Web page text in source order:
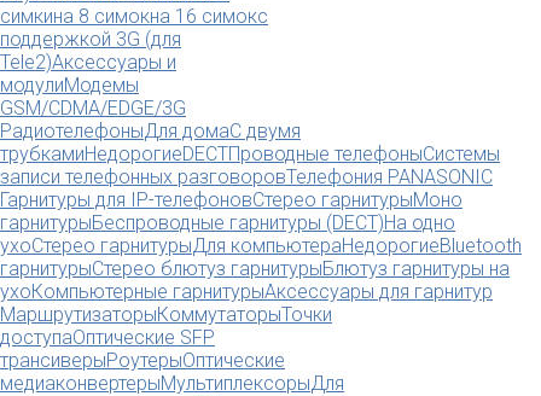
симкина 8 симокна 16 симокс
поддержкой 3G (для
Tele2)Аксессуары и
модулиМодемы
GSM/CDMA/EDGE/3G
РадиотелефоныДля домаС двумя
трубкамиНедорогиеDECTПроводные телефоныСистемы
записи телефонных разговоровТелефония PANASONIC
Гарнитуры для IP-телефоновСтерео гарнитурыМоно
гарнитурыБеспроводные гарнитуры (DECT)На одно
ухоСтерео гарнитурыДля компьютераНедорогиеBluetooth
гарнитурыСтерео блютуз гарнитурыБлютуз гарнитуры на
ухоКомпьютерные гарнитурыАксессуары для гарнитур
МаршрутизаторыКоммутаторыТочки
доступаОптические SFP
трансиверыРоутерыОптические
медиаконвертерыМультиплексорыДля